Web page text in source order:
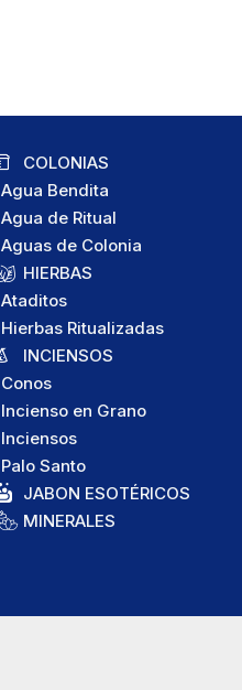
COLONIAS
Agua Bendita
Agua de Ritual
Aguas de Colonia
HIERBAS
Ataditos
Hierbas Ritualizadas
INCIENSOS
Conos
Incienso en Grano
Inciensos
Palo Santo
JABON ESOTÉRICOS
MINERALES